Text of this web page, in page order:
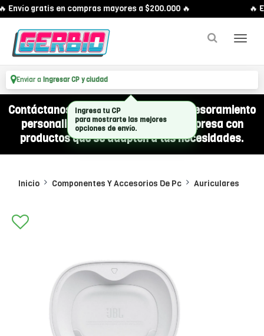
Envío gratis en compras mayores a $200.000 🔥 🔥
Enviar a Ingresar CP y ciudad
Contáctanos por WhatsApp y recibí asesoramiento
personalizado para equipar a tu empresa con
productos que se adapten a tus necesidades.
Inicio Componentes Y Accesorios De Pc Auriculares
Ingresa tu CP
para mostrarte las mejores
opciones de envío.